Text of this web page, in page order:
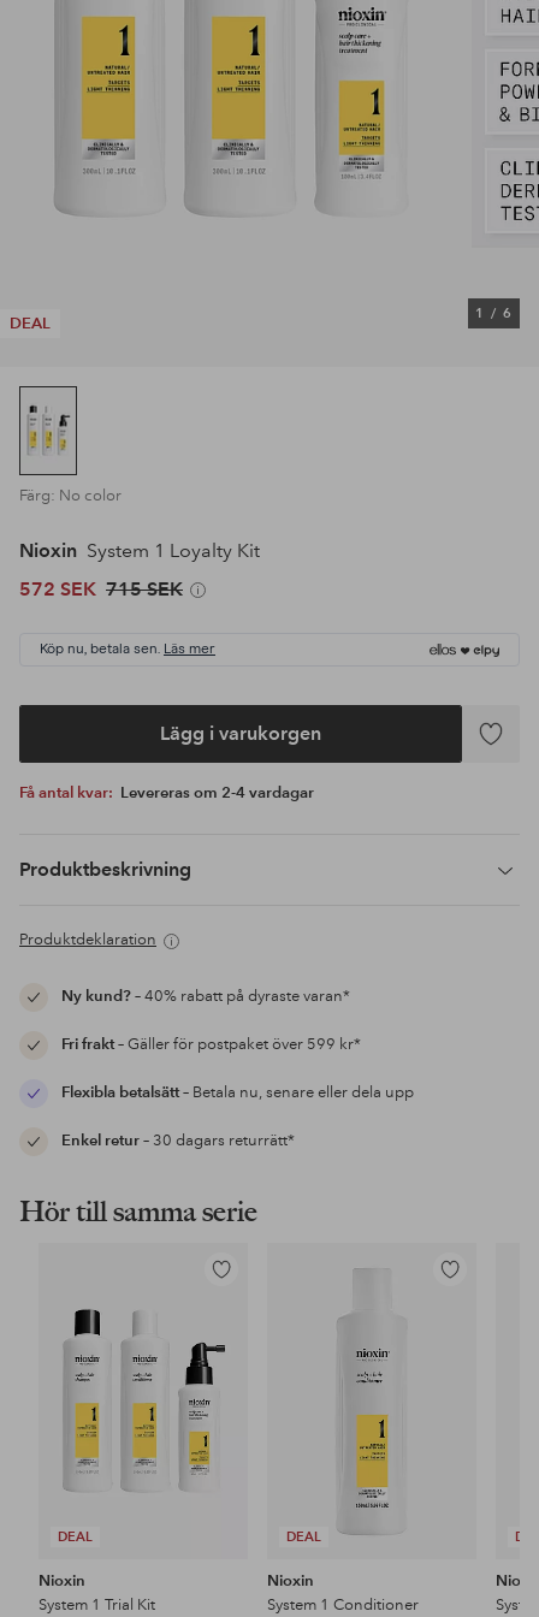
DEAL
1 / 6
Färg: No color
Nioxin System 1 Loyalty Kit
572 SEK 715 SEK
Köp nu, betala sen. Läs mer
Lägg i varukorgen
Lägg
Få antal kvar: Levereras om 2-4 vardagar
Produktbeskrivning
Produktdeklaration
Ny kund?– 40% rabatt på dyraste varan*
Fri frakt– Gäller för postpaket över 599 kr*
Flexibla betalsätt– Betala nu, senare eller dela upp
Enkel retur– 30 dagars returrätt*
Hör till samma serie
DEAL
Lägg
favoriter
Nioxin
System 1 Trial Kit
DEAL
Lägg
Nioxin
System 1 Conditioner